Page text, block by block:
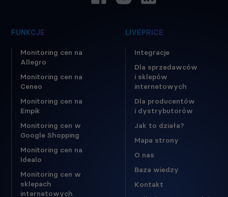
FUNKCJE
Monitoring cen na
Allegro
Monitoring cen na
Ceneo
Monitoring cen na
Empik
Monitoring cen w
Google Shopping
Monitoring cen na
Idealo
Monitoring cen w
sklepach
internetowych
LIVEPRICE
Integracje
Dla sprzedawców
i sklepów
internetowych
Dla producentów
i dystrybutorów
Jak to działa?
Mapa strony
O nas
Baza wiedzy
Kontakt